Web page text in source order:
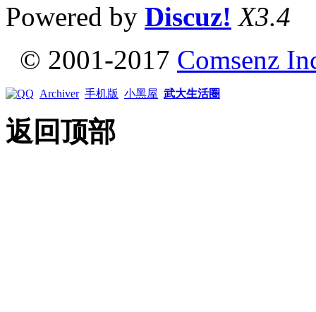
Powered by Discuz! X3.4
© 2001-2017 Comsenz
Archiver 手机版 小黑屋 武大生活圈
返回顶部